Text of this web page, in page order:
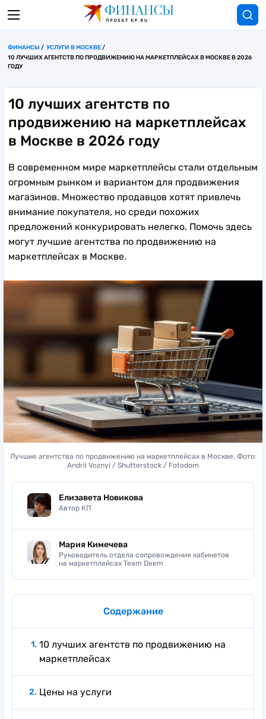
ФИНАНСЫ
УСЛУГИ В МОСКВЕ
10 ЛУЧШИХ АГЕНТСТВ ПО ПРОДВИЖЕНИЮ НА МАРКЕТПЛЕЙСАХ В МОСКВЕ В 2026
ГОДУ
10 лучших агентств по
продвижению на маркетплейсах
в Москве в 2026 году
В современном мире маркетплейсы стали отдельным
огромным рынком и вариантом для продвижения
магазинов. Множество продавцов хотят привлечь
внимание покупателя, но среди похожих
предложений конкурировать нелегко. Помочь здесь
могут лучшие агентства по продвижению на
маркетплейсах в Москве.
Лучшие агентства по продвижению на маркетплейсах в Москве. Фото:
Andrii Voznyi / Shutterstock / Fotodom
Елизавета Новикова
Автор КП
Мария Кимечева
Руководитель отдела сопровождения кабинетов
на маркетплейсах Team Deem
Содержание
10 лучших агентств по продвижению на
маркетплейсах
Цены на услуги